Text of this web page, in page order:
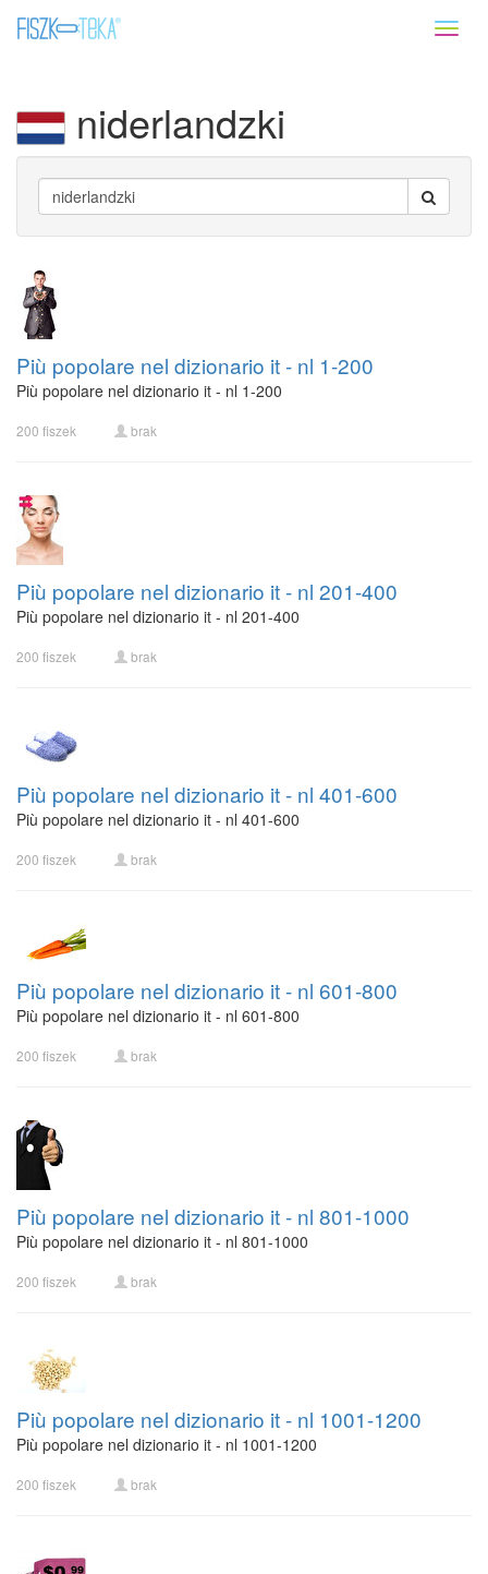
niderlandzki
Più popolare nel dizionario it - nl 1-200
Più popolare nel dizionario it - nl 1-200
200 fiszek brak
Più popolare nel dizionario it - nl 201-400
Più popolare nel dizionario it - nl 201-400
200 fiszek brak
Più popolare nel dizionario it - nl 401-600
Più popolare nel dizionario it - nl 401-600
200 fiszek brak
Più popolare nel dizionario it - nl 601-800
Più popolare nel dizionario it - nl 601-800
200 fiszek brak
Più popolare nel dizionario it - nl 801-1000
Più popolare nel dizionario it - nl 801-1000
200 fiszek brak
Più popolare nel dizionario it - nl 1001-1200
Più popolare nel dizionario it - nl 1001-1200
200 fiszek brak